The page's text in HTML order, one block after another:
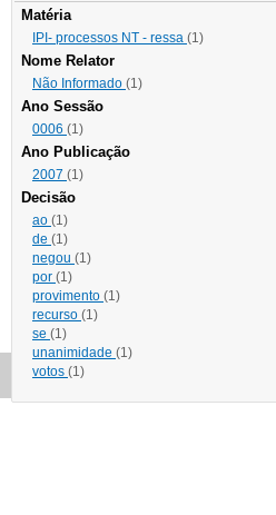
Matéria
IPI- processos NT - ressa (1)
Nome Relator
Não Informado (1)
Ano Sessão
0006 (1)
Ano Publicação
2007 (1)
Decisão
ao (1)
de (1)
negou (1)
por (1)
provimento (1)
recurso (1)
se (1)
unanimidade (1)
votos (1)